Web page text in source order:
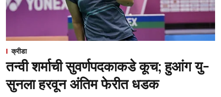
क्रीडा
तन्वी शर्माची सुवर्णपदकाकडे कूच; हुआंग यु-
सुनला हरवून अंतिम फेरीत धडक